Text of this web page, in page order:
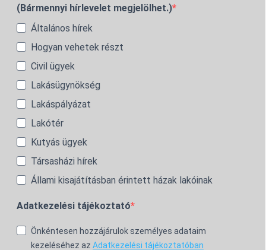
(Bármennyi hírlevelet megjelölhet.)
Általános hírek
Hogyan vehetek részt
Civil ügyek
Lakásügynökség
Lakáspályázat
Lakótér
Kutyás ügyek
Társasházi hírek
Állami kisajátításban érintett házak lakóinak
Adatkezelési tájékoztató
Önkéntesen hozzájárulok személyes adataim
kezeléséhez az Adatkezelési tájékoztatóban